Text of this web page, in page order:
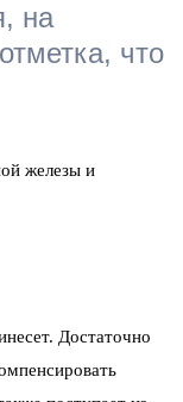
на
что
железы и
Достаточно